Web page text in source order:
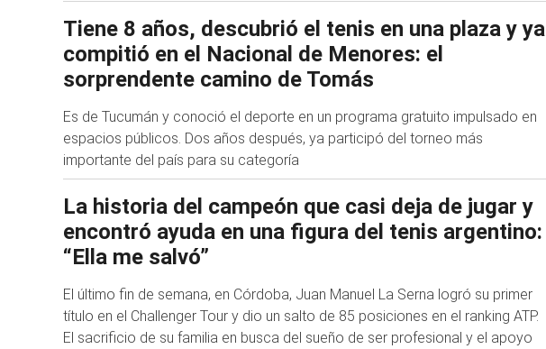
Tiene 8 años, descubrió el tenis en una plaza y ya
compitió en el Nacional de Menores: el
sorprendente camino de Tomás
Es de Tucumán y conoció el deporte en un programa gratuito impulsado en
espacios públicos. Dos años después, ya participó del torneo más
importante del país para su categoría
La historia del campeón que casi deja de jugar y
encontró ayuda en una figura del tenis argentino:
“Ella me salvó”
El último fin de semana, en Córdoba, Juan Manuel La Serna logró su primer
título en el Challenger Tour y dio un salto de 85 posiciones en el ranking ATP.
El sacrificio de su familia en busca del sueño de ser profesional y el apoyo